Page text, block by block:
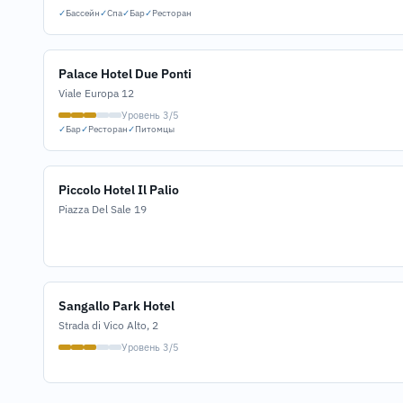
✓Бассейн✓Спа✓Бар✓Ресторан
Palace Hotel Due Ponti
Viale Europa 12
Уровень 3/5
✓Бар✓Ресторан✓Питомцы
Piccolo Hotel Il Palio
Piazza Del Sale 19
Sangallo Park Hotel
Strada di Vico Alto, 2
Уровень 3/5